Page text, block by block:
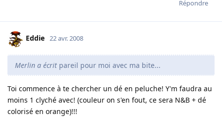
Répondre
Eddie 22 avr. 2008
Merlin a écrit pareil pour moi avec ma bite...
Toi commence à te chercher un dé en peluche! Y'm faudra au
moins 1 clyché avec! (couleur on s'en fout, ce sera N&B + dé
colorisé en orange)!!!